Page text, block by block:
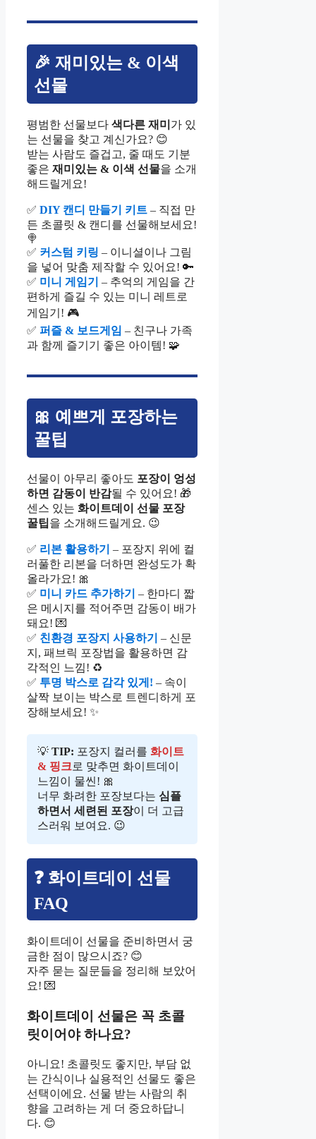
🎉 재미있는 & 이색
선물
평범한 선물보다 색다른 재미 가 있
는 선물을 찾고 계신가요? 😊
받는 사람도 즐겁고, 줄 때도 기분
좋은 재미있는 & 이색 선물을 소개
해드릴게요!
✅ DIY 캔디 만들기 키트 – 직접 만
든 초콜릿 & 캔디를 선물해보세요!
🍭
✅ 커스텀 키링 – 이니셜이나 그림
을 넣어 맞춤 제작할 수 있어요! 🔑
✅ 미니 게임기 – 추억의 게임을 간
편하게 즐길 수 있는 미니 레트로
게임기! 🎮
✅ 퍼즐 & 보드게임 – 친구나 가족
과 함께 즐기기 좋은 아이템! 🧩
🎀 예쁘게 포장하는
꿀팁
선물이 아무리 좋아도 포장이 엉성
하면 감동이 반감될 수 있어요! 🎁
센스 있는 화이트데이 선물 포장
꿀팁을 소개해드릴게요. 😉
✅ 리본 활용하기 – 포장지 위에 컬
러풀한 리본을 더하면 완성도가 확
올라가요! 🎀
✅ 미니 카드 추가하기 – 한마디 짧
은 메시지를 적어주면 감동이 배가
돼요! 💌
✅ 친환경 포장지 사용하기 – 신문
지, 패브릭 포장법을 활용하면 감
각적인 느낌! ♻️
✅ 투명 박스로 감각 있게! – 속이
살짝 보이는 박스로 트렌디하게 포
장해보세요! ✨
💡 TIP: 포장지 컬러를 화이트
& 핑크로 맞추면 화이트데이
느낌이 물씬! 🎀
너무 화려한 포장보다는 심플
하면서 세련된 포장이 더 고급
스러워 보여요. 😉
❓ 화이트데이 선물
FAQ
화이트데이 선물을 준비하면서 궁
금한 점이 많으시죠? 😊
자주 묻는 질문들을 정리해 보았어
요! 💌
화이트데이 선물은 꼭 초콜
릿이어야 하나요?
아니요! 초콜릿도 좋지만, 부담 없
는 간식이나 실용적인 선물도 좋은
선택이에요. 선물 받는 사람의 취
향을 고려하는 게 더 중요하답니
다. 😊